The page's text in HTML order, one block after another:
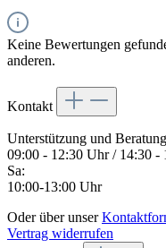
Keine Bewertungen
anderen.
Kontakt
Unterstützung und
09:00 - 12:30 Uhr / 14:30 -
Sa:
10:00-13:00 Uhr
Oder über unser
Vertrag widerrufen